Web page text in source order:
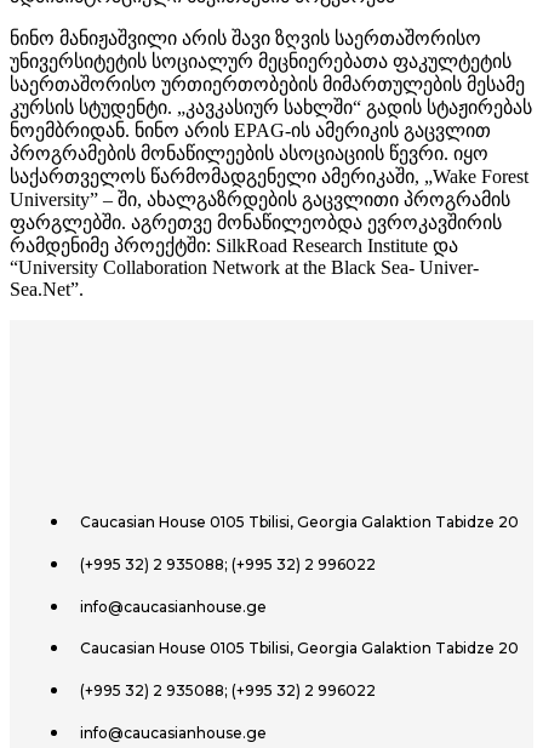
ნინო მანიჟაშვილი არის შავი ზღვის საერთაშორისო
უნივერსიტეტის სოციალურ მეცნიერებათა ფაკულტეტის
საერთაშორისო ურთიერთობების მიმართულების მესამე
კურსის სტუდენტი. „კავკასიურ სახლში“ გადის სტაჟირებას
ნოემბრიდან. ნინო არის EPAG-ის ამერიკის გაცვლით
პროგრამების მონაწილეების ასოციაციის წევრი. იყო
საქართველოს წარმომადგენელი ამერიკაში, „Wake Forest
University” – ში, ახალგაზრდების გაცვლითი პროგრამის
ფარგლებში. აგრეთვე მონაწილეობდა ევროკავშირის
რამდენიმე პროექტში: SilkRoad Research Institute და
“University Collaboration Network at the Black Sea- Univer-
Sea.Net”.
Caucasian House 0105 Tbilisi, Georgia Galaktion Tabidze 20
(+995 32) 2 935088; (+995 32) 2 996022
info@caucasianhouse.ge
Caucasian House 0105 Tbilisi, Georgia Galaktion Tabidze 20
(+995 32) 2 935088; (+995 32) 2 996022
info@caucasianhouse.ge